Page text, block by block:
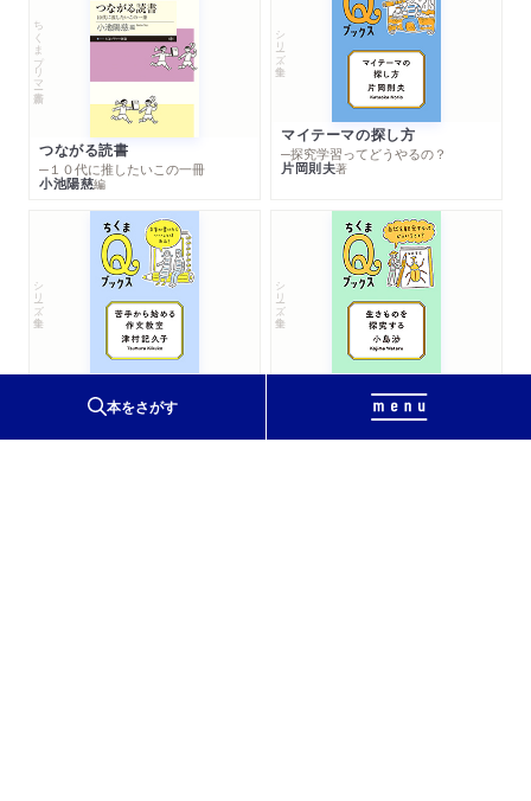
本をさがす
ちくまプリマー新書
つながる読書
─１０代に推したいこの一冊
小池陽慈編
シリーズ・全集
マイテーマの探し方
─探究学習ってどうやるの？
片岡則夫著
シリーズ・全集
─文章が書けたらいいことはある？
津村記久子 著
シリーズ・全集